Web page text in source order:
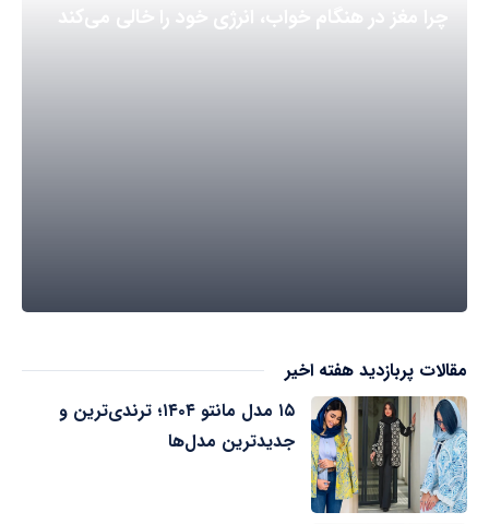
چرا مغز در هنگام خواب، انرژی خود را خالی می‌کند
مقالات پربازدید هفته اخیر
۱۵ مدل مانتو ۱۴۰۴؛ ترندی‌ترین و
جدیدترین مدل‌ها